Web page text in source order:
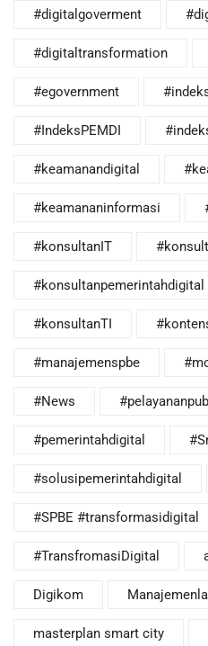
#digitalgoverment
#digitaltransformation
#egovernment
#IndeksPEMDI
#keamanandigital
#keamananinformasi
#konsultanIT
#konsultanpemerintahdigital
#konsultanTI
#manajemenspbe
#News
#pemerintahdigital
#solusipemerintahdigital
#SPBE #transformasidigital
#TransfromasiDigital
Digikom
masterplan smart city